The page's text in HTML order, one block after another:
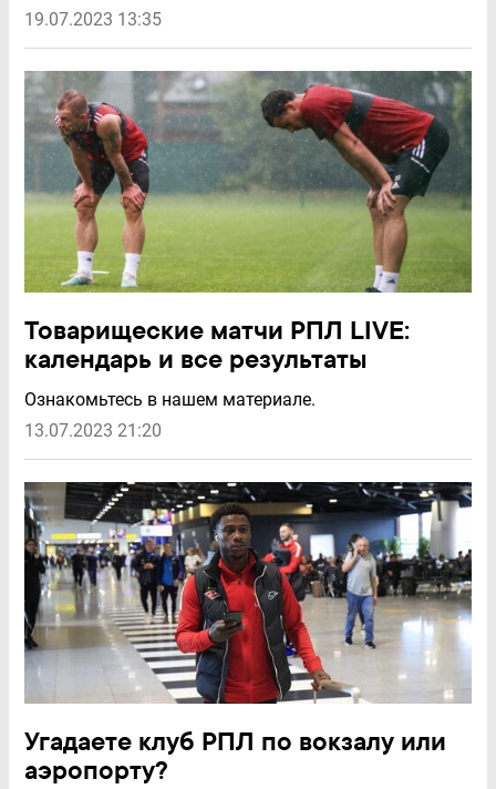
19.07.2023 13:35
Товарищеские матчи РПЛ LIVE:
календарь и все результаты
Ознакомьтесь в нашем материале.
13.07.2023 21:20
Угадаете клуб РПЛ по вокзалу или
аэропорту?